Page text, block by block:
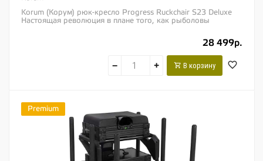
Korum (Корум) рюк-кресло Progress Ruckchair S23 Deluxe
Настоящая революция в плане того, как рыболовы
28 499р.
− + В корзину
Premium